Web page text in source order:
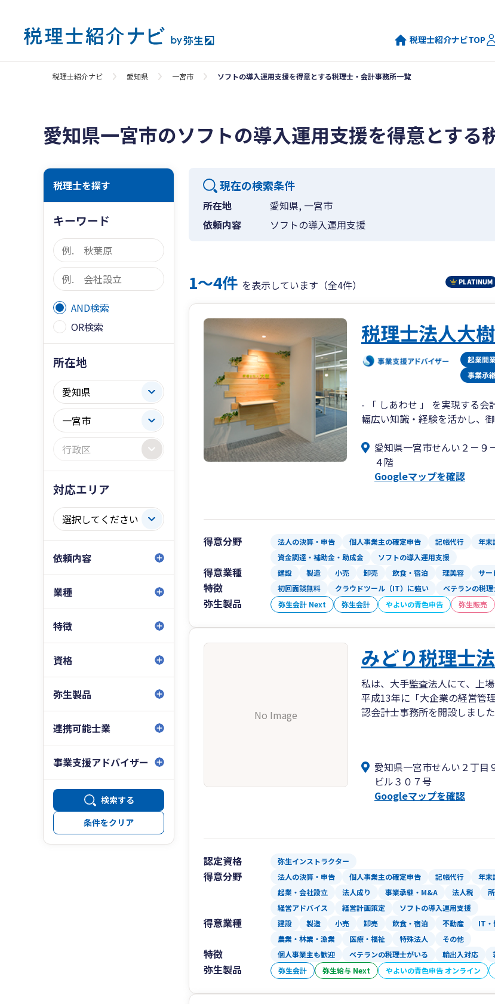
税理士紹介ナビTOP
税理士紹介ナビ 愛知県 一宮市 ソフトの導入運用支援を得意とする税理士・会計事務所一覧
愛知県一宮市のソフトの導入運用支援を得意とする
税理士を探す
キーワード
AND検索
OR検索
所在地
対応エリア
依頼内容
業種
特徴
資格
弥生製品
連携可能士業
事業支援アドバイザー
検索する
条件をクリア
現在の検索条件
所在地
愛知県, 一宮市
依頼内容
ソフトの導入運用支援
1〜4件 を表示しています（全4件）
税理士法人大樹
- 「 しあわせ 」 を実現する会
幅広い知識・経験を活かし、
愛知県一宮市せんい２－９
４階
Googleマップを確認
得意分野 法人の決算・申告 個人事業主の確定申告 記帳代行 年末
資金調達・補助金・助成金
ソフトの導入運用支援
得意業種 建設 製造 小売 卸売 飲食・宿泊 理美容 サー
特徴 初回面談無料 クラウドツール（IT）に強い ベテランの税理
弥生製品 弥生会計 Next 弥生会計 やよいの青色申告 弥生販売
No Image
みどり税理士
私は、大手監査法人にて、上
平成13年に「大企業の経営管
認会計士事務所を開設しました
その後、平成30年5月に浅井
に、質の高い会計＆税務＆経
みどり税理士法人の名前の由
にリラックスしていただいた
られています。当法人はコ
をそろえ、十分な機械換気も
代表社員 公認会計士・税理
愛知県一宮市せんい２丁目
ビル３０７号
Googleマップを確認
認定資格 弥生インストラクター
得意分野 法人の決算・申告 個人事業主の確定申告 記帳代行 年末
起業・会社設立
法人成り 事業承継・M&A 法人税
経営アドバイス
経営計画策定 ソフトの導入運用支援
得意業種 建設 製造 小売 卸売 飲食・宿泊 不動産 IT・
農業・林業・漁業
医療・福祉 特殊法人 その他
特徴 個人事業主も歓迎 ベテランの税理士がいる 輸出入対応
弥生製品 弥生会計 弥生給与 Next やよいの青色申告 オンライン